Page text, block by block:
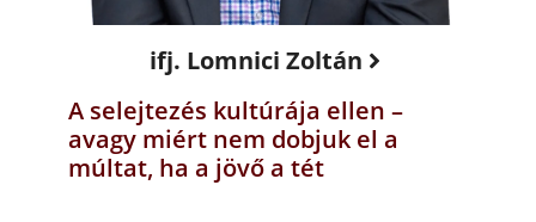
ifj. Lomnici Zoltán
A selejtezés kultúrája ellen –
avagy miért nem dobjuk el a
múltat, ha a jövő a tét